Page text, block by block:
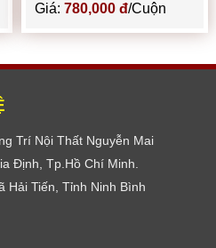
Giá: 780,000 đ/Cuộn
Trí Nội Thất Nguyễn Mai
Định, Tp.Hồ Chí Minh.
Hải Tiến, Tỉnh Ninh Bình